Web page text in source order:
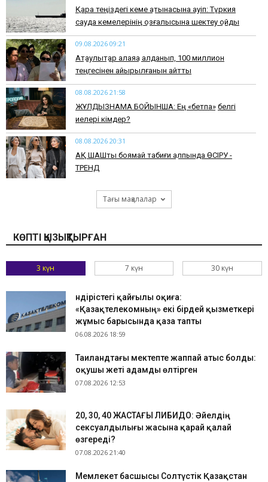
Қара теңіздегі кеме қатынасына қауіп: Түркия
сауда кемелерінің қозғалысына шектеу қойды
09.08.2026 09:21
Ақтаулықтар алаяққа алданып, 100 миллион
теңгесінен айырылғанын айтты
08.08.2026 21:58
ЖҰЛДЫЗНАМА БОЙЫНША: Ең «бетпақ» белгі
иелері кімдер?
08.08.2026 20:31
АҚ ШАШты боямай табиғи қалпында ӨСІРУ -
ТРЕНД
Тағы мақалалар
КӨПТІ ҚЫЗЫҚТЫРҒАН
3 күн 7 күн 30 күн
Өндірістегі қайғылы оқиға:
«Қазақтелекомның» екі бірдей қызметкері
жұмыс барысында қаза тапты
06.08.2026 18:59
Таиландтағы мектепте жаппай атыс болды:
оқушы жеті адамды өлтірген
07.08.2026 12:53
​20, 30, 40 ЖАСТАҒЫ ЛИБИДО: Әйелдің
сексуалдылығы жасына қарай қалай
өзгереді?
07.08.2026 21:40
Мемлекет басшысы Солтүстік Қазақстан